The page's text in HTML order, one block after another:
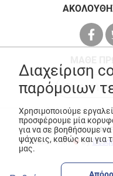
© Copyright 2026
Made with
by
Διαχείριση
παρόμοιων
Χρησιμοποιούμε
προσφέρουμε μία
για να σε βοηθήσουμε
ψάχνεις, καθώς και για
μας.